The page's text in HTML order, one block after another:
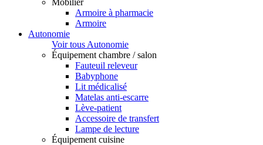
Mobilier
Armoire à pharmacie
Armoire
Autonomie
Voir tous Autonomie
Équipement chambre / salon
Fauteuil releveur
Babyphone
Lit médicalisé
Matelas anti-escarre
Lève-patient
Accessoire de transfert
Lampe de lecture
Équipement cuisine